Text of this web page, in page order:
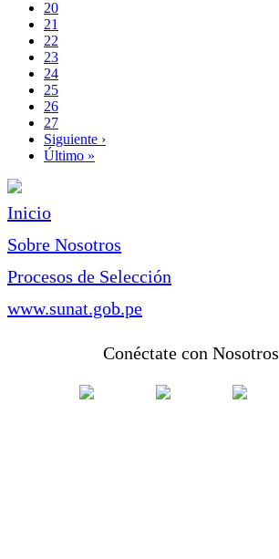
Page
20
Page
21
Page
22
Página
actual
23
Page
24
Page
25
Page
26
Page
27
Siguiente
página
Siguiente ›
Última
Último »
Inicio
Sobre Nosotros
Procesos de Selección
www.sunat.gob.pe
Conéctate con